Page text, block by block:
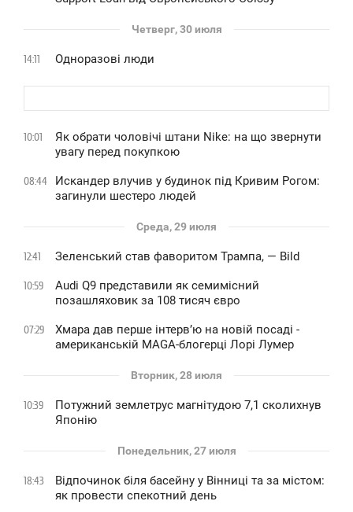
Четверг, 30 июля
14:11 Одноразові люди
10:01
Як обрати чоловічі штани Nike: на що звернути
увагу перед покупкою
08:44
Искандер влучив у будинок під Кривим Рогом:
загинули шестеро людей
Среда, 29 июля
12:41 Зеленський став фаворитом Трампа, — Bild
10:59
Audi Q9 представили як семимісний
позашляховик за 108 тисяч євро
07:29
Хмара дав перше інтервʼю на новій посаді -
американській MAGA-блогерці Лорі Лумер
Вторник, 28 июля
10:39
Потужний землетрус магнітудою 7,1 сколихнув
Японію
Понедельник, 27 июля
18:43
Відпочинок біля басейну у Вінниці та за містом:
як провести спекотний день